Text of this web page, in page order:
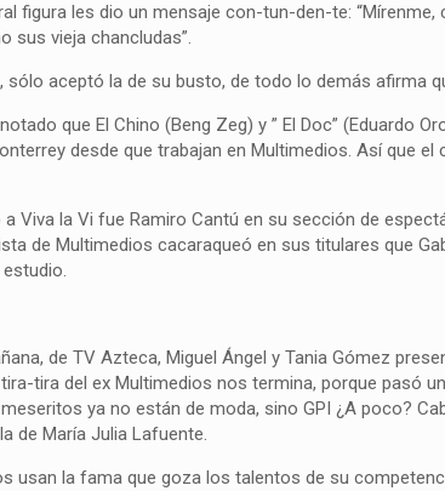
figura les dio un mensaje con-tun-den-te:
sus vieja chancludas”.
sólo aceptó la de su busto, de todo lo demás afirma
que El Chino (Beng Zeg) y ” El Doc” (Eduardo
desde que trabajan en Multimedios. Así que el
Viva la Vi fue Ramiro Cantú en su sección de
de Multimedios cacaraqueó en sus titulares que
de TV Azteca, Miguel Ángel y Tania Gómez
tira del ex Multimedios nos termina, porque pasó
ya no están de moda, sino GPI ¿A poco?
de María Julia Lafuente.
usan la fama que goza los talentos de su